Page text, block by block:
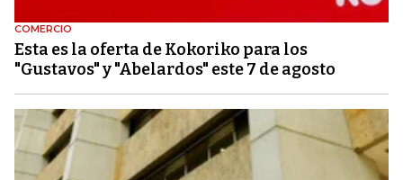
COMERCIO
Esta es la oferta de Kokoriko para los
"Gustavos" y "Abelardos" este 7 de agosto